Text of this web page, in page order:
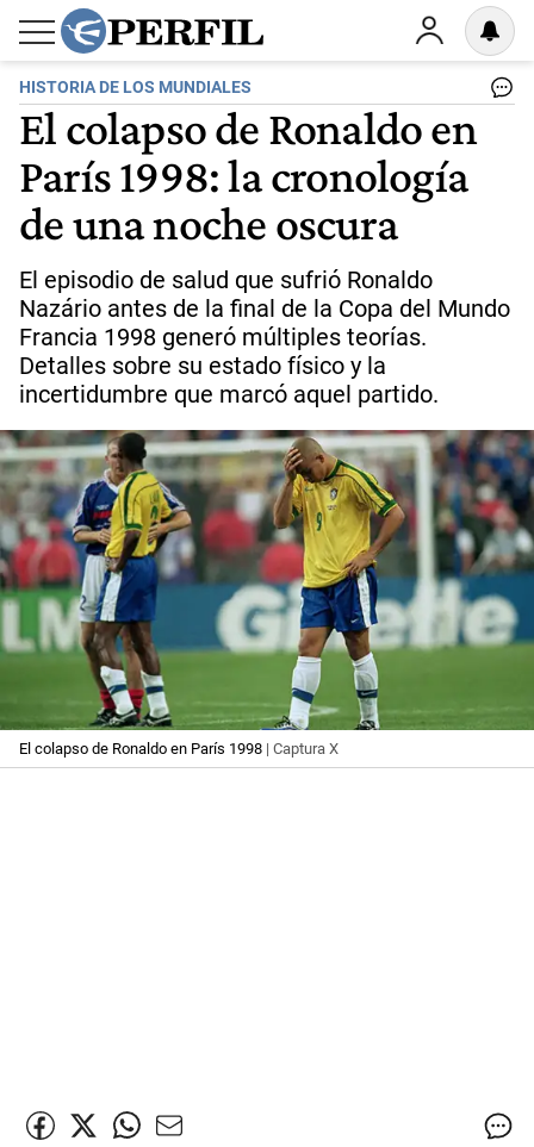
HISTORIA DE LOS MUNDIALES
El colapso de Ronaldo en
París 1998: la cronología
de una noche oscura
El episodio de salud que sufrió Ronaldo
Nazário antes de la final de la Copa del Mundo
Francia 1998 generó múltiples teorías.
Detalles sobre su estado físico y la
incertidumbre que marcó aquel partido.
El colapso de Ronaldo en París 1998 | Captura X